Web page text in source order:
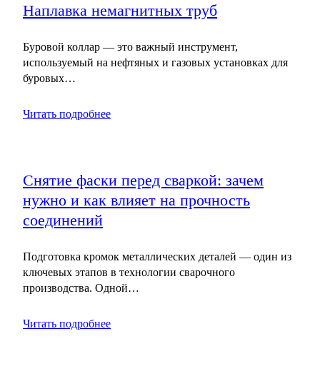
Наплавка немагнитных труб
Буровой коллар — это важный инструмент,
используемый на нефтяных и газовых установках для
буровых…
Читать подробнее
Снятие фаски перед сваркой: зачем
нужно и как влияет на прочность
соединений
Подготовка кромок металлических деталей — один из
ключевых этапов в технологии сварочного
производства. Одной…
Читать подробнее